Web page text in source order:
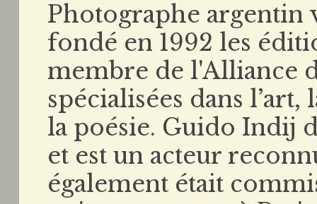
Photographe argentin
fondé en 1992 les
membre de l'Alliance
spécialisées dans
la poésie. Guido Indij
et est un acteur
également était